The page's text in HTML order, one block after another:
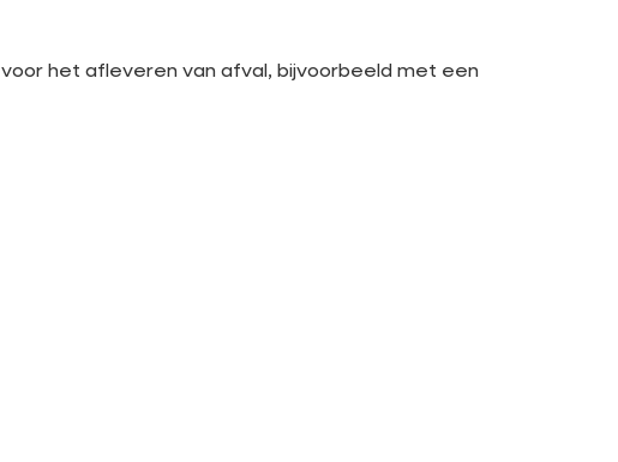
voor het afleveren van afval, bijvoorbeeld met een